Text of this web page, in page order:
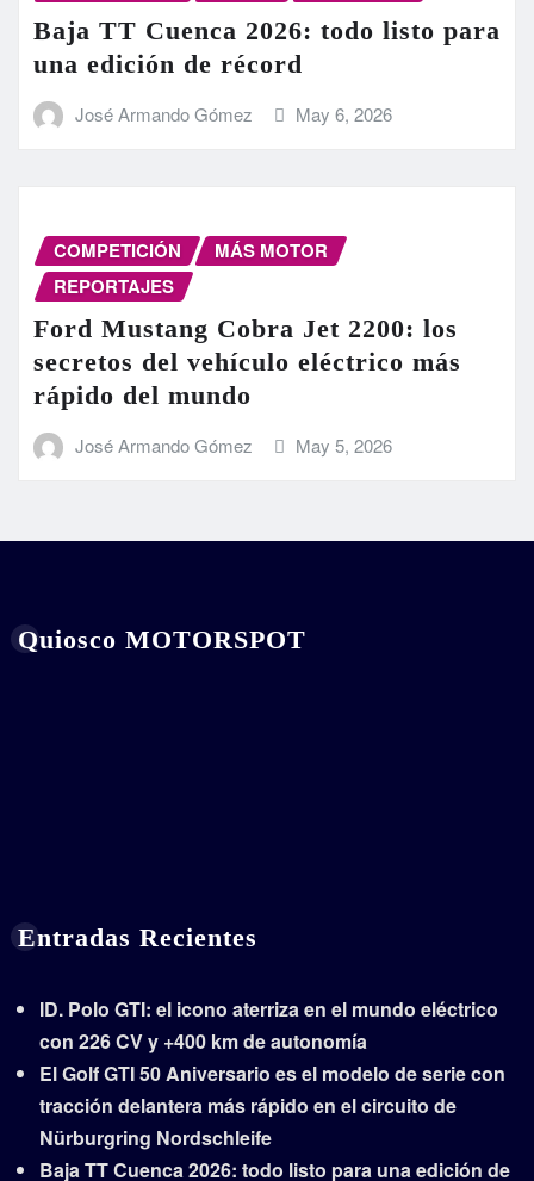
Baja TT Cuenca 2026: todo listo para
una edición de récord
José Armando Gómez May 6, 2026
COMPETICIÓN
MÁS MOTOR
REPORTAJES
Ford Mustang Cobra Jet 2200: los
secretos del vehículo eléctrico más
rápido del mundo
José Armando Gómez May 5, 2026
Quiosco MOTORSPOT
Entradas Recientes
ID. Polo GTI: el icono aterriza en el mundo eléctrico
con 226 CV y +400 km de autonomía
El Golf GTI 50 Aniversario es el modelo de serie con
tracción delantera más rápido en el circuito de
Nürburgring Nordschleife
Baja TT Cuenca 2026: todo listo para una edición de